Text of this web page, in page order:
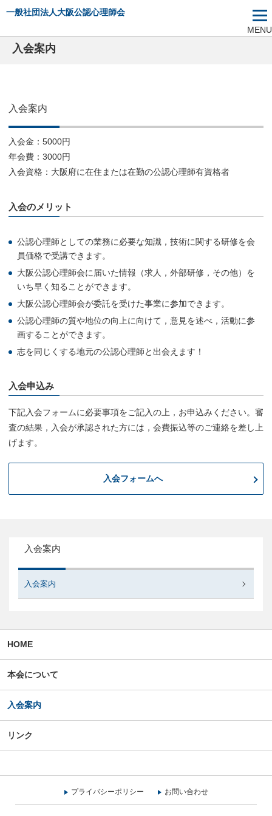
一般社団法人大阪公認心理師会
MENU
入会案内
入会案内
入会金：5000円
年会費：3000円
入会資格：大阪府に在住または在勤の公認心理師有資格者
入会のメリット
公認心理師としての業務に必要な知識，技術に関する研修を会
員価格で受講できます。
大阪公認心理師会に届いた情報（求人，外部研修，その他）を
いち早く知ることができます。
大阪公認心理師会が委託を受けた事業に参加できます。
公認心理師の質や地位の向上に向けて，意見を述べ，活動に参
画することができます。
志を同じくする地元の公認心理師と出会えます！
入会申込み
下記入会フォームに必要事項をご記入の上，お申込みください。審
査の結果，入会が承認された方には，会費振込等のご連絡を差し上
げます。
入会フォームへ
入会案内
入会案内
HOME
本会について
入会案内
リンク
プライバシーポリシー お問い合わせ